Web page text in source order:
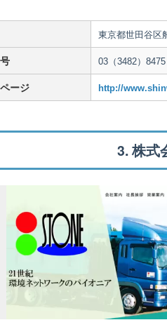
東京都世田谷区
03（3482）8475
ージ http://
3. 株式